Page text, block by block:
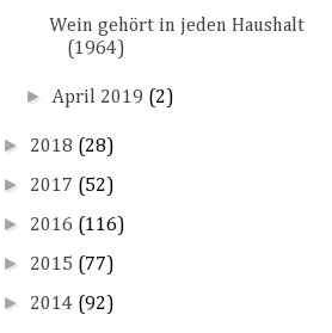
Wein gehört in jeden Haushalt
(1964)
►April 2019 (2)
► 2018 (28)
► 2017 (52)
► 2016 (116)
► 2015 (77)
► 2014 (92)